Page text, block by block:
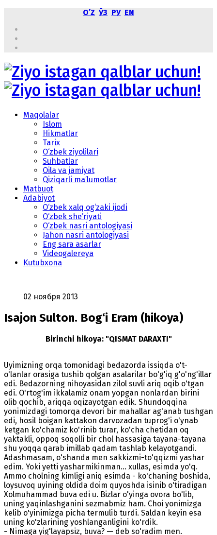
OʼZ ЎЗ РУ EN
Maqolalar
Islom
Hikmatlar
Tarix
O‘zbek ziyolilari
Suhbatlar
Oila va jamiyat
Qiziqarli ma’lumotlar
Matbuot
Adabiyot
O‘zbek xalq og‘zaki ijodi
O‘zbek she’riyati
O‘zbek nasri antologiyasi
Jahon nasri antologiyasi
Eng sara asarlar
Videogalereya
Kutubxona
02 ноября 2013
Isajon Sulton. Bog‘i Eram (hikoya)
Birinchi hikoya: "QISMAT DARAXTI"
Uyimizning orqa tomonidagi bedazorda issiqda o't-
o'lanlar orasiga tushib qolgan asalarilar bo'g'iq g'o'ng'illar
edi. Bedazorning nihoyasidan zilol suvli ariq oqib o'tgan
edi. O'rtog'im ikkalamiz onam yopgan nonlardan birini
olib qochib, ariqqa oqizayotgan edik. Shundoqqina
yonimizdagi tomorqa devori bir mahallar ag'anab tushgan
edi, hosil boigan kattakon darvozadan tuprog'i o'ynab
ketgan ko'chamiz ko'rinib turar, ko'cha chetidan oq
yaktakli, oppoq soqolli bir chol hassasiga tayana-tayana
shu yoqqa qarab imillab qadam tashlab kelayotgandi.
Adashmasam, o'shanda men sakkizmi-to'qqizmi yashar
edim. Yoki yetti yasharmikinman... xullas, esimda yo'q.
Ammo cholning kimligi aniq esimda - ko'chaning boshida,
loysuvoq uyining oldida doim quyoshda isinib o'tiradigan
Xolmuhammad buva edi u. Bizlar o'yinga ovora bo'lib,
uning yaqinlashganini sezmabmiz ham. Choi yonimizga
kelib o'yinimizga picha termulib turdi. Saldan keyin esa
uning ko'zlarining yoshlanganligini ko'rdik.
- Nimaga yig'layapsiz, buva? — deb so'radim men.